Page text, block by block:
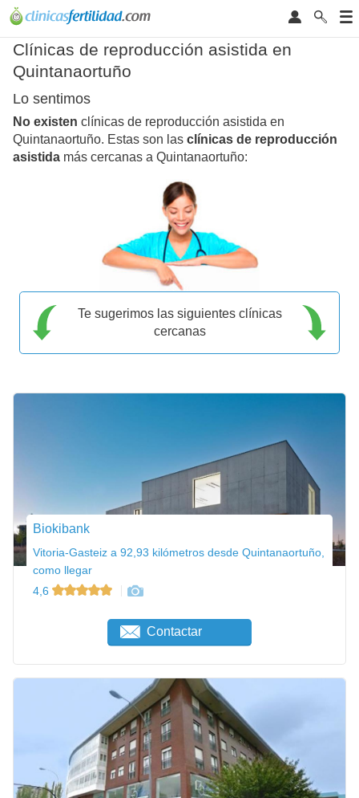
Clínicas de reproducción asistida en
Quintanaortuño
Lo sentimos
No existen clínicas de reproducción asistida en
Quintanaortuño. Estas son las clínicas de reproducción
asistida más cercanas a Quintanaortuño:
Te sugerimos las siguientes clínicas
cercanas
Biokibank
Vitoria-Gasteiz a 92,93 kilómetros desde Quintanaortuño,
como llegar
4,6
Contactar